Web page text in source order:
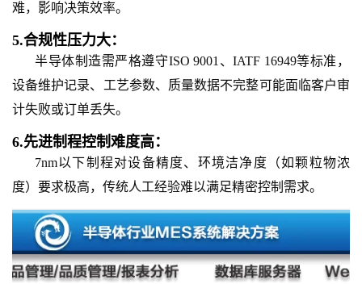
难，影响决策效率。
5.合规性压力大：
半导体制造需严格遵守ISO 9001、IATF 16949等标准，
设备维护记录、工艺参数、质量数据不完整可能面临客户审
计失败或订单丢失。
6.先进制程控制难度高：
7nm以下制程对设备精度、环境洁净度（如颗粒物浓
度）要求极高，传统人工经验难以满足精密控制需求。